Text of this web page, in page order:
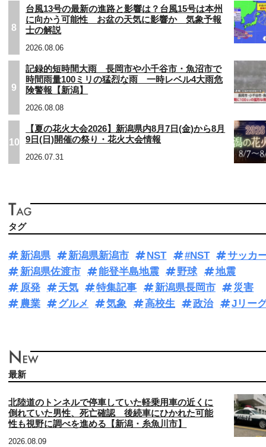
8
台風13号の最新の進路と影響は？台風15号は本州
に向かう可能性 お盆の天気に影響か 気象予報
士の解説
2026.08.06
9
記録的短時間大雨 長岡市や小千谷市・魚沼市で
時間雨量100ミリの猛烈な雨 一時レベル4大雨危
険警報【新潟】
2026.08.08
10
【夏の花火大会2026】新潟県内8月7日(金)から8月
9日(日)開催の祭り・花火大会情報
2026.07.31
タグ
新潟県 新潟県新潟市 NST #NST
サッカ
新潟県佐渡市
能登半島地震 野球
地震
原発
天気 特集記事 新潟県長岡市
災害
農業
グルメ 気象 高校生 政治 Jリー
最新
北陸道のトンネルで停車していた軽乗用車の近くに
倒れていた男性、死亡確認 後続車にひかれた可能
性も視野に調べを進める【新潟・糸魚川市】
2026.08.09